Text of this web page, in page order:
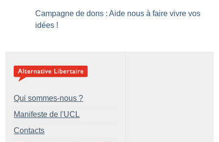
Campagne de dons : Aide nous à faire vivre vos
idées !
Qui sommes-nous ?
Manifeste de l'UCL
Contacts